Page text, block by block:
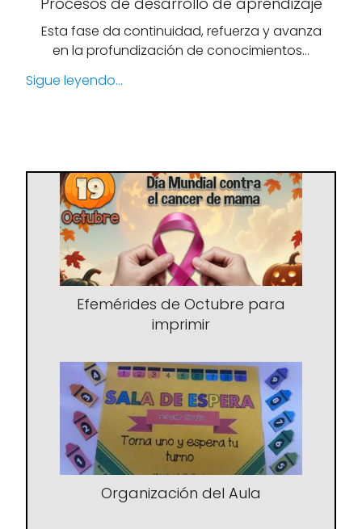
Esta fase da continuidad, refuerza y avanza
en la profundización de conocimientos…
Sigue leyendo...
Efemérides de Octubre para
imprimir
Organización del Aula